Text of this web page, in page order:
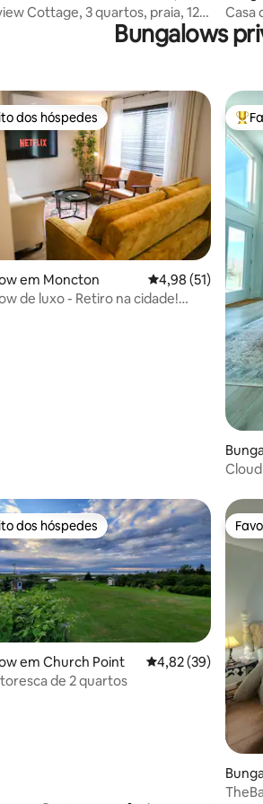
Cottage, 3 quartos, praia, 12
Casa
Bungalows
4,99 em 5 estrelas, 131avaliações
dos hóspedes
dos hóspedes
em Moncton Classificação
4,98 (51)
de luxo - Retiro na cidade!
4,97 em 5 estrelas, 75avaliações
dos hóspedes
dos hóspedes
em Church Point Classificação
4,82 (39)
de 2 quartos
d